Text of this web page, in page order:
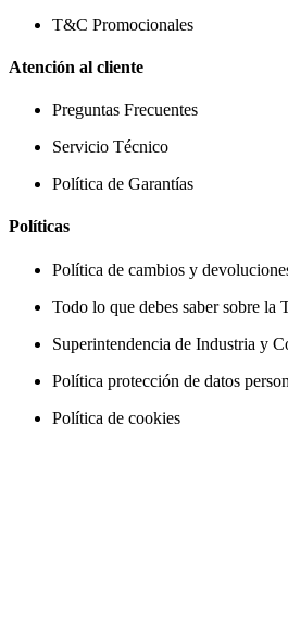
T&C Promocionales
Atención al cliente
Preguntas Frecuentes
Servicio Técnico
Política de Garantías
Políticas
Política de cambios y
Todo lo que debes saber sobre la
Superintendencia de Industria y
Política protección de datos
Política de cookies